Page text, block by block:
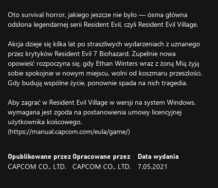
Oto survival horror, jakiego jeszcze nie było — ósma główna
odsłona legendarnej serii Resident Evil, czyli Resident Evil Village.
Akcja dzieje się kilka lat po straszliwych wydarzeniach z uznanego
przez krytyków Resident Evil 7 Biohazard. Zupełnie nowa
opowieść rozpoczyna się, gdy Ethan Winters wraz z żoną Mią żyją
sobie spokojnie w nowym miejscu, wolni od koszmaru przeszłości.
Gdy budują wspólne życie, ponownie spada na nich tragedia.
Aby zagrać w Resident Evil Village w wersji na system Windows,
wymagana jest zgoda na postanowienia umowy licencyjnej
użytkownika końcowego.
(https://manual.capcom.com/eula/game/)
Opublikowane przez
CAPCOM CO., LTD.
Opracowane przez
CAPCOM CO., LTD.
Data wydania
7.05.2021